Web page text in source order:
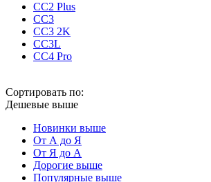
CC2 Plus
CC3
CC3 2K
CC3L
CC4 Pro
Сортировать по:
Дешевые выше
Новинки выше
От А до Я
От Я до А
Дорогие выше
Популярные выше